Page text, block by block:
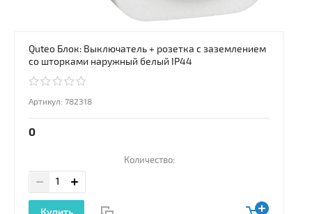
Quteo Блок: Выключатель + розетка с заземлением
со шторками наружный белый IP44
Артикул: 782318
0
Количество: